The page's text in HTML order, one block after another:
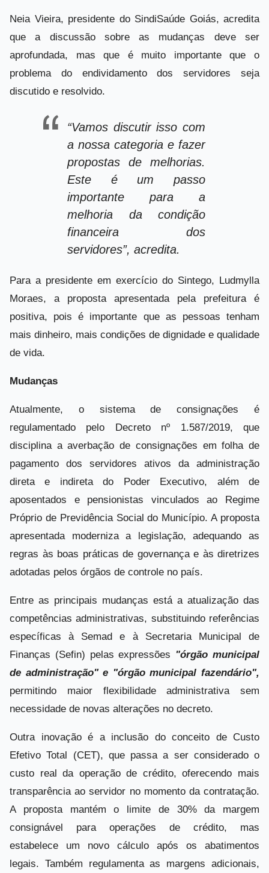
Neia Vieira, presidente do SindiSaúde Goiás, acredita
que a discussão sobre as mudanças deve ser
aprofundada, mas que é muito importante que o
problema do endividamento dos servidores seja
discutido e resolvido.
“Vamos discutir isso com
a nossa categoria e fazer
propostas de melhorias.
Este é um passo
importante para a
melhoria da condição
financeira dos
servidores”, acredita.
Para a presidente em exercício do Sintego, Ludmylla
Moraes, a proposta apresentada pela prefeitura é
positiva, pois é importante que as pessoas tenham
mais dinheiro, mais condições de dignidade e qualidade
de vida.
Mudanças
Atualmente, o sistema de consignações é
regulamentado pelo Decreto nº 1.587/2019, que
disciplina a averbação de consignações em folha de
pagamento dos servidores ativos da administração
direta e indireta do Poder Executivo, além de
aposentados e pensionistas vinculados ao Regime
Próprio de Previdência Social do Município. A proposta
apresentada moderniza a legislação, adequando as
regras às boas práticas de governança e às diretrizes
adotadas pelos órgãos de controle no país.
Entre as principais mudanças está a atualização das
competências administrativas, substituindo referências
específicas à Semad e à Secretaria Municipal de
Finanças (Sefin) pelas expressões "órgão municipal
de administração" e "órgão municipal fazendário",
permitindo maior flexibilidade administrativa sem
necessidade de novas alterações no decreto.
Outra inovação é a inclusão do conceito de Custo
Efetivo Total (CET), que passa a ser considerado o
custo real da operação de crédito, oferecendo mais
transparência ao servidor no momento da contratação.
A proposta mantém o limite de 30% da margem
consignável para operações de crédito, mas
estabelece um novo cálculo após os abatimentos
legais. Também regulamenta as margens adicionais,